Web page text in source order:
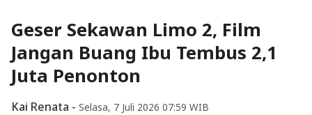
Geser Sekawan Limo 2, Film
Jangan Buang Ibu Tembus 2,1
Juta Penonton
Kai Renata - Selasa, 7 Juli 2026 07:59 WIB